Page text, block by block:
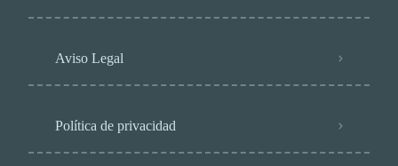
Aviso Legal
Política de privacidad